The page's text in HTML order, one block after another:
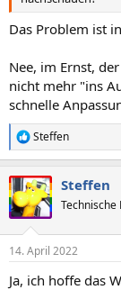
Das Problem ist
Nee, im Ernst,
nicht mehr "ins
schnelle
R
e
t
i
e
:
Steffen
Steffen
Technische
14. April 2022
Ja, ich hoffe das